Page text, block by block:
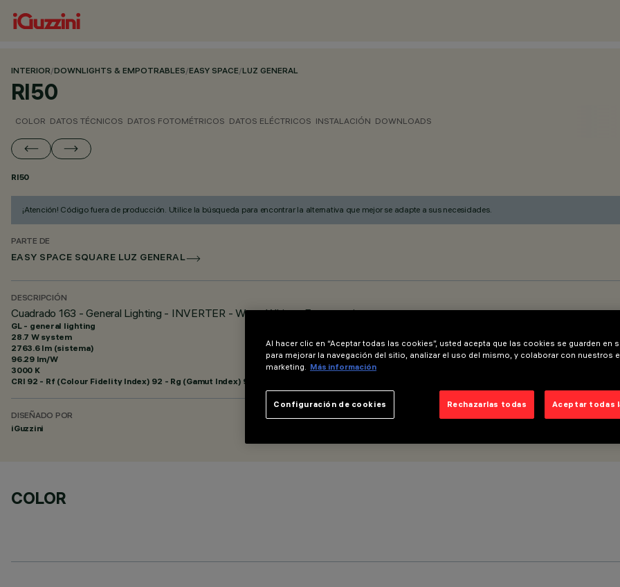
INTERIOR/DOWNLIGHTS & EMPOTRABLES/EASY SPACE/LUZ GENERAL
RI50
COLOR DATOS TÉCNICOS DATOS FOTOMÉTRICOS DATOS ELÉCTRICOS INSTALACIÓN DOWNLOADS
RI50
¡Atención! Código fuera de producción. Utilice la búsqueda para encontrar la alternativa que mejor se adapte a sus necesidades.
PARTE DE
EASY SPACE SQUARE LUZ GENERAL
DESCRIPCIÓN
Cuadrado 163 - General Lighting - INVERTER - Warm White - Emergencia
GL - general lighting
28.7 W system
2763.6 lm (sistema)
96.29 lm/W
3000 K
CRI 92 - Rf (Colour Fidelity Index) 92 - Rg (Gamut Index) 99
DISEÑADO POR
iGuzzini
COLOR
Al hacer clic en “Aceptar todas las cookies”, usted acepta que las cookies se guarden en
para mejorar la navegación del sitio, analizar el uso del mismo, y colaborar con nuestros
marketing. Más información
Rechazarlas todas Aceptar todas
Configuración de cookies